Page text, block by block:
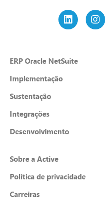
ERP Oracle NetSuite
Implementação
Sustentação
Integrações
Desenvolvimento
Sobre a Active
Política de privacidade
Carreiras